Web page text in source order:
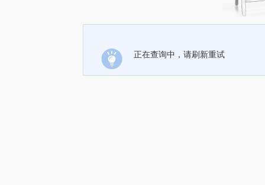
正在查询中，请刷新重试